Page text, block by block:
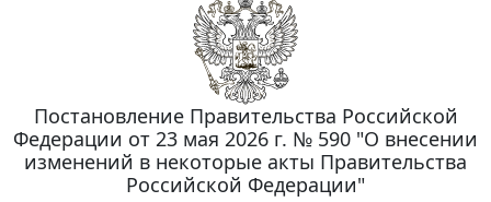
Постановление Правительства Российской
Федерации от 23 мая 2026 г. № 590 "О внесении
изменений в некоторые акты Правительства
Российской Федерации"